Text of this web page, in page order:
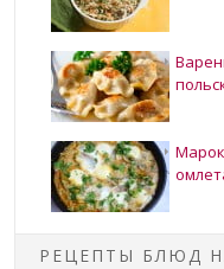
РЕЦЕПТЫ БЛЮД